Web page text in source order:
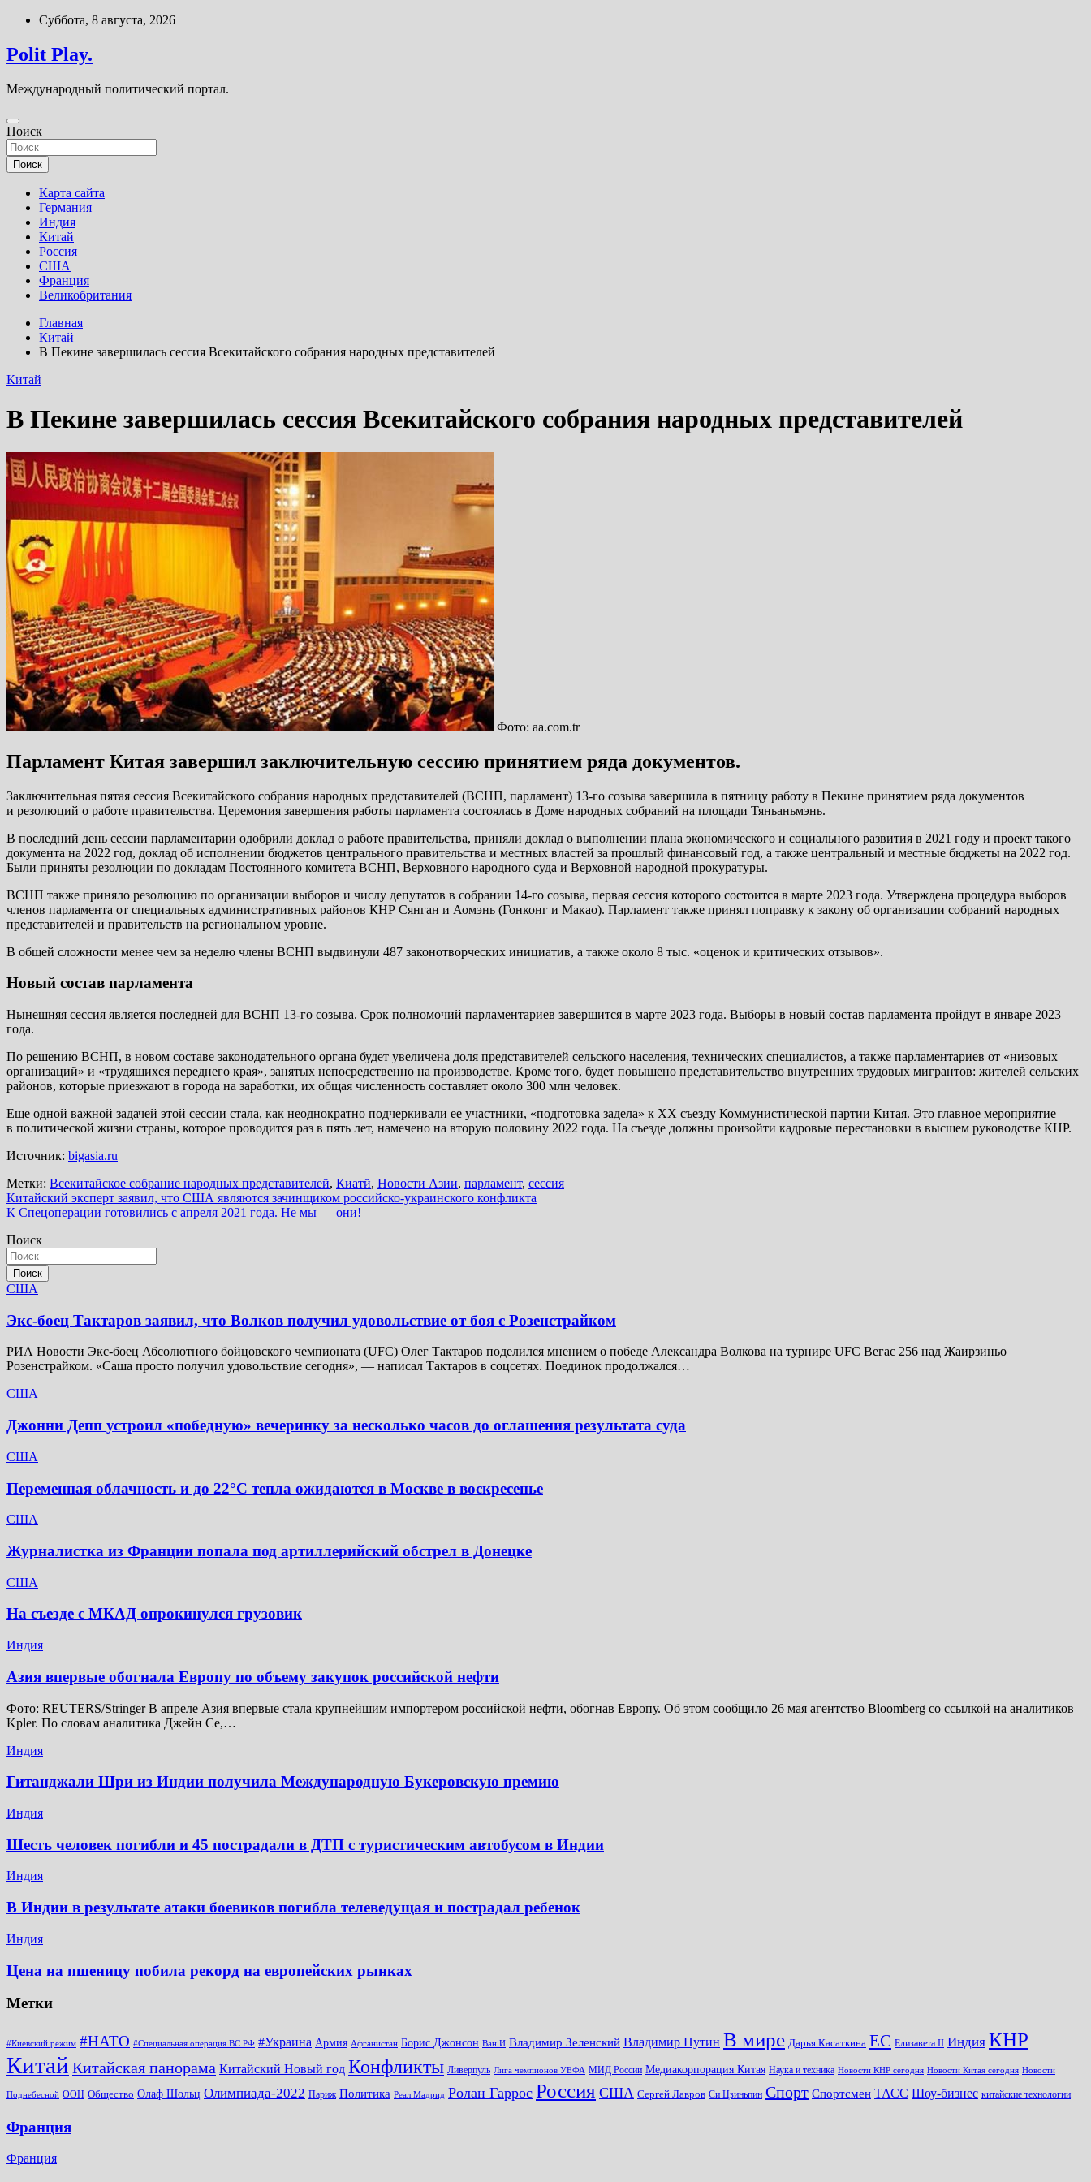
Перейти
содержимому
Суббота, 8 августа, 2026
Polit Play.
Международный политический портал.
Поиск
Поиск
Карта сайта
Германия
Индия
Китай
Россия
США
Франция
Великобритания
Главная
Китай
В Пекине завершилась сессия Всекитайского собрания народных представителей
Китай
В Пекине завершилась сессия Всекитайского собрания народных представителей
Фото: aa.com.tr
Парламент Китая завершил заключительную сессию принятием ряда документов.
Заключительная пятая сессия Всекитайского собрания народных представителей (ВСНП, парламент) 13-го созыва завершила в пятницу работу в Пекине принятием ряда документов
и резолюций о работе правительства. Церемония завершения работы парламента состоялась в Доме народных собраний на площади Тяньаньмэнь.
В последний день сессии парламентарии одобрили доклад о работе правительства, приняли доклад о выполнении плана экономического и социального развития в 2021 году и проект такого
документа на 2022 год, доклад об исполнении бюджетов центрального правительства и местных властей за прошлый финансовый год, а также центральный и местные бюджеты на 2022 год.
Были приняты резолюции по докладам Постоянного комитета ВСНП, Верховного народного суда и Верховной народной прокуратуры.
ВСНП также приняло резолюцию по организации выборов и числу депутатов в собрании 14-го созыва, первая сессия которого состоится в марте 2023 года. Утверждена процедура выборов
членов парламента от специальных административных районов КНР Сянган и Аомэнь (Гонконг и Макао). Парламент также принял поправку к закону об организации собраний народных
представителей и правительств на региональном уровне.
В общей сложности менее чем за неделю члены ВСНП выдвинули 487 законотворческих инициатив, а также около 8 тыс. «оценок и критических отзывов».
Новый состав парламента
Нынешняя сессия является последней для ВСНП 13-го созыва. Срок полномочий парламентариев завершится в марте 2023 года. Выборы в новый состав парламента пройдут в январе 2023
года.
По решению ВСНП, в новом составе законодательного органа будет увеличена доля представителей сельского населения, технических специалистов, а также парламентариев от «низовых
организаций» и «трудящихся переднего края», занятых непосредственно на производстве. Кроме того, будет повышено представительство внутренних трудовых мигрантов: жителей сельских
районов, которые приезжают в города на заработки, их общая численность составляет около 300 млн человек.
Еще одной важной задачей этой сессии стала, как неоднократно подчеркивали ее участники, «подготовка задела» к XX съезду Коммунистической партии Китая. Это главное мероприятие
в политической жизни страны, которое проводится раз в пять лет, намечено на вторую половину 2022 года. На съезде должны произойти кадровые перестановки в высшем руководстве КНР.
Источник: bigasia.ru
Метки: Всекитайское собрание народных представителей, Киатй, Новости Азии, парламент, сессия
Навигация
по
записям
Китайский эксперт заявил, что США являются зачинщиком российско-украинского конфликта
К Спецоперации готовились с апреля 2021 года. Не мы — они!
Поиск
Поиск
США
Экс-боец Тактаров заявил, что Волков получил удовольствие от боя с Розенстрайком
РИА Новости Экс-боец Абсолютного бойцовского чемпионата (UFC) Олег Тактаров поделился мнением о победе Александра Волкова на турнире UFC Вегас 256 над Жаирзиньо
Розенстрайком. «Саша просто получил удовольствие сегодня», — написал Тактаров в соцсетях. Поединок продолжался…
США
Джонни Депп устроил «победную» вечеринку за несколько часов до оглашения результата суда
США
Переменная облачность и до 22°C тепла ожидаются в Москве в воскресенье
США
Журналистка из Франции попала под артиллерийский обстрел в Донецке
США
На съезде с МКАД опрокинулся грузовик
Индия
Азия впервые обогнала Европу по объему закупок российской нефти
Фото: REUTERS/Stringer В апреле Азия впервые стала крупнейшим импортером российской нефти, обогнав Европу. Об этом сообщило 26 мая агентство Bloomberg со ссылкой на аналитиков
Kpler. По словам аналитика Джейн Се,…
Индия
Гитанджали Шри из Индии получила Международную Букеровскую премию
Индия
Шесть человек погибли и 45 пострадали в ДТП с туристическим автобусом в Индии
Индия
В Индии в результате атаки боевиков погибла телеведущая и пострадал ребенок
Индия
Цена на пшеницу побила рекорд на европейских рынках
Метки
#Киевский режим #НАТО #Специальная операция ВС РФ #Украина Армия Афганистан Борис Джонсон Ван И Владимир Зеленский Владимир Путин В мире Дарья Касаткина ЕС Елизавета II Индия КНР
Китай Китайская панорама Китайский Новый год Конфликты Ливерпуль Лига чемпионов УЕФА МИД России Медиакорпорация Китая Наука и техника Новости КНР сегодня Новости Китая сегодня Новости
Поднебесной ООН Общество Олаф Шольц Олимпиада-2022 Париж Политика Реал Мадрид Ролан Гаррос Россия США Сергей Лавров Си Цзиньпин Спорт Спортсмен ТАСС Шоу-бизнес китайские технологии
Франция
Франция